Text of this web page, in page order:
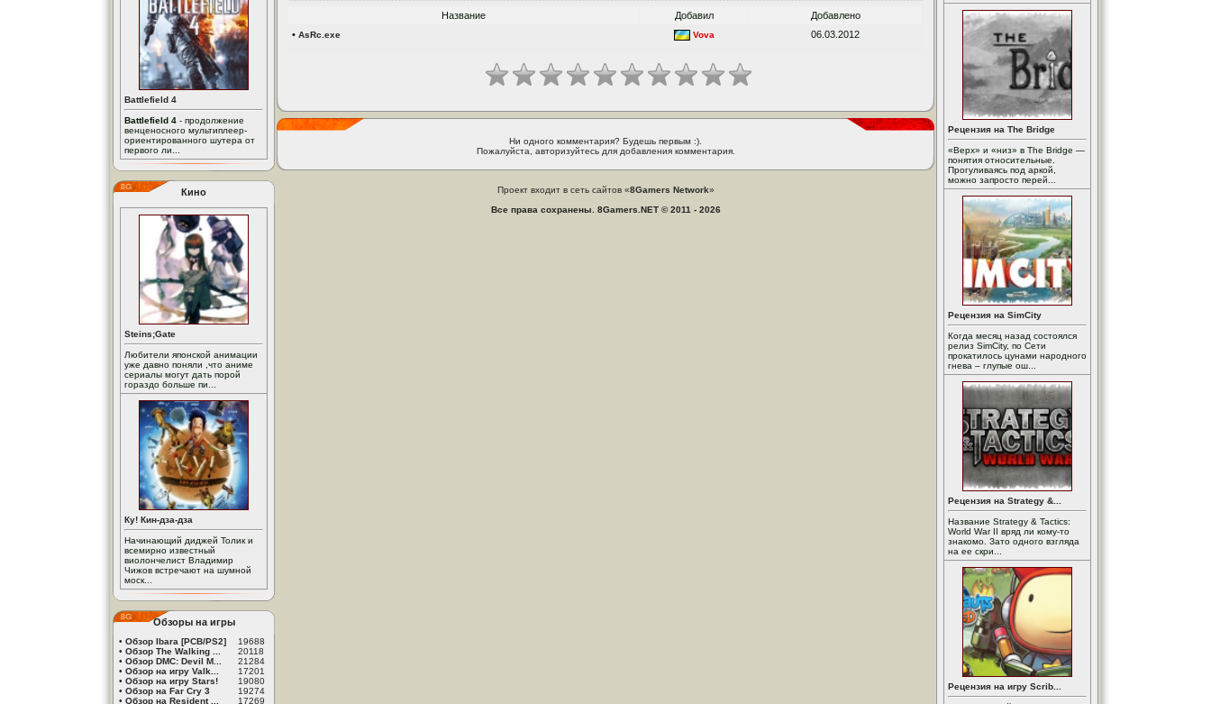
Battlefield 4
Battlefield 4 - продолжение
венценосного мультиплеер-
ориентированного шутера от
первого ли...
Кино
Steins;Gate
Любители японской анимации
уже давно поняли ,что аниме
сериалы могут дать порой
гораздо больше пи...
Ку! Кин-дза-дза
Начинающий диджей Толик и
всемирно известный
виолончелист Владимир
Чижов встречают на шумной
моск...
Обзоры на игры
• Обзор Ibara [PCB/PS2]
19688
• Обзор The Walking ...
20118
• Обзор DMC: Devil M...
21284
• Обзор на игру Valk...
17201
• Обзор на игру Stars!
19080
• Обзор на Far Cry 3
19274
• Обзор на Resident ... 17269
Название Добавил
Добавлено
• AsRc.exe Vova 06.03.2012
Ни одного комментария? Будешь первым :).
Пожалуйста, авторизуйтесь для добавления комментария.
Проект входит в сеть сайтов «8Gamers Network»
Все права сохранены. 8Gamers.NET © 2011 - 2026
Рецензия на The Bridge
«Верх» и «низ» в The Bridge —
понятия относительные.
Прогуливаясь под аркой,
можно запросто перей...
Рецензия на SimCity
Когда месяц назад состоялся
релиз SimCity, по Сети
прокатилось цунами народного
гнева – глупые ош...
Рецензия на Strategy &...
Название Strategy & Tactics:
World War II вряд ли кому-то
знакомо. Зато одного взгляда
на ее скри...
Рецензия на игру Scrib...